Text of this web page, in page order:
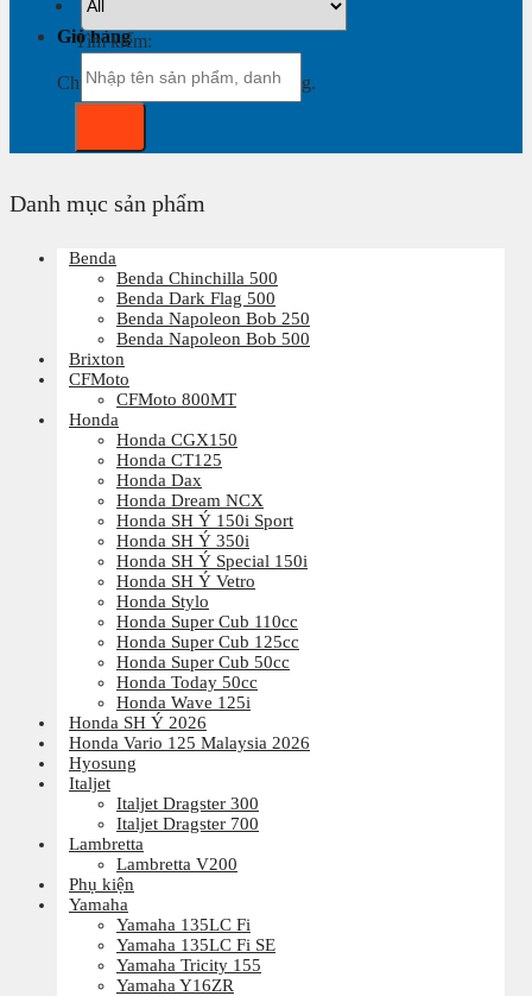
Giỏ hàng
Chưa có sản phẩm trong giỏ hàng.
Tìm kiếm:
Danh mục sản phẩm
Benda
Benda Chinchilla 500
Benda Dark Flag 500
Benda Napoleon Bob 250
Benda Napoleon Bob 500
Brixton
CFMoto
CFMoto 800MT
Honda
Honda CGX150
Honda CT125
Honda Dax
Honda Dream NCX
Honda SH Ý 150i Sport
Honda SH Ý 350i
Honda SH Ý Special 150i
Honda SH Ý Vetro
Honda Stylo
Honda Super Cub 110cc
Honda Super Cub 125cc
Honda Super Cub 50cc
Honda Today 50cc
Honda Wave 125i
Honda SH Ý 2026
Honda Vario 125 Malaysia 2026
Hyosung
Italjet
Italjet Dragster 300
Italjet Dragster 700
Lambretta
Lambretta V200
Phụ kiện
Yamaha
Yamaha 135LC Fi
Yamaha 135LC Fi SE
Yamaha Tricity 155
Yamaha Y16ZR